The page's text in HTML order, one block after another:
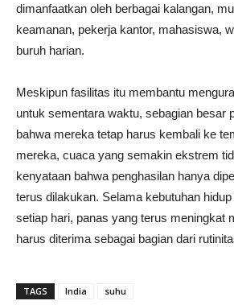
dimanfaatkan oleh berbagai kalangan,
keamanan, pekerja kantor, mahasiswa,
buruh harian.
Meskipun fasilitas itu membantu
untuk sementara waktu, sebagian besar
bahwa mereka tetap harus kembali ke
mereka, cuaca yang semakin ekstrem
kenyataan bahwa penghasilan hanya
terus dilakukan. Selama kebutuhan
setiap hari, panas yang terus meningkat
harus diterima sebagai bagian dari
TAGS India suhu